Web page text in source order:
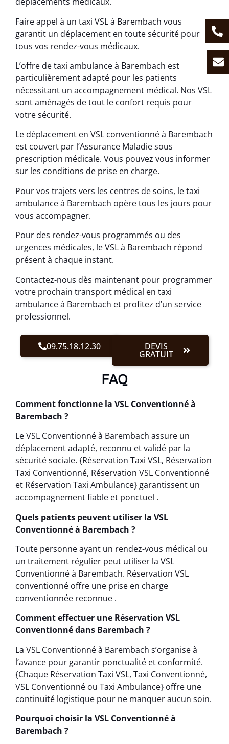
Faire appel à un taxi VSL à Barembach vous
garantit un déplacement en toute sécurité pour
tous vos rendez-vous médicaux.
L’offre de taxi ambulance à Barembach est
particulièrement adapté pour les patients
nécessitant un accompagnement médical. Nos VSL
sont aménagés de tout le confort requis pour
votre sécurité.
Le déplacement en VSL conventionné à Barembach
est couvert par l’Assurance Maladie sous
prescription médicale. Vous pouvez vous informer
sur les conditions de prise en charge.
Pour vos trajets vers les centres de soins, le taxi
ambulance à Barembach opère tous les jours pour
vous accompagner.
Pour des rendez-vous programmés ou des
urgences médicales, le VSL à Barembach répond
présent à chaque instant.
Contactez-nous dès maintenant pour programmer
votre prochain transport médical en taxi
ambulance à Barembach et profitez d’un service
professionnel.
09.75.18.12.30 DEVIS
GRATUIT
FAQ
Comment fonctionne la VSL Conventionné à
Barembach ?
Le VSL Conventionné à Barembach assure un
déplacement adapté, reconnu et validé par la
sécurité sociale. {Réservation Taxi VSL, Réservation
Taxi Conventionné, Réservation VSL Conventionné
et Réservation Taxi Ambulance} garantissent un
accompagnement fiable et ponctuel .
Quels patients peuvent utiliser la VSL
Conventionné à Barembach ?
Toute personne ayant un rendez-vous médical ou
un traitement régulier peut utiliser la VSL
Conventionné à Barembach. Réservation VSL
conventionné offre une prise en charge
conventionnée reconnue .
Comment effectuer une Réservation VSL
Conventionné dans Barembach ?
La VSL Conventionné à Barembach s’organise à
l’avance pour garantir ponctualité et conformité.
{Chaque Réservation Taxi VSL, Taxi Conventionné,
VSL Conventionné ou Taxi Ambulance} offre une
continuité logistique pour ne manquer aucun soin.
Pourquoi choisir la VSL Conventionné à
Barembach ?